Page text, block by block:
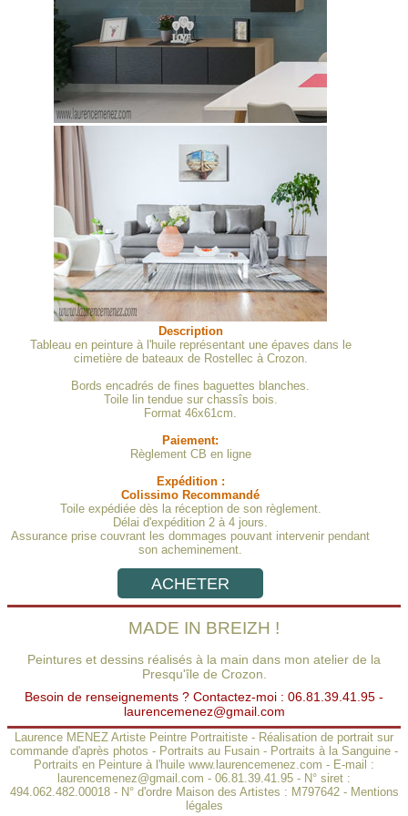
Description
Tableau en peinture à l'huile représentant une épaves dans le
cimetière de bateaux de Rostellec à Crozon.
Bords encadrés de fines baguettes blanches.
Toile lin tendue sur chassîs bois.
Format 46x61cm.
Paiement:
Règlement CB en ligne
Expédition :
Colissimo Recommandé
Toile expédiée dès la réception de son règlement.
Délai d'expédition 2 à 4 jours.
Assurance prise couvrant les dommages pouvant intervenir pendant
son acheminement.
ACHETER
MADE IN BREIZH !
Peintures et dessins réalisés à la main dans mon atelier de la
Presqu'île de Crozon.
Besoin de renseignements ? Contactez-moi : 06.81.39.41.95 -
laurencemenez@gmail.com
Laurence MENEZ Artiste Peintre Portraitiste - Réalisation de portrait sur
commande d'après photos - Portraits au Fusain - Portraits à la Sanguine -
Portraits en Peinture à l'huile www.laurencemenez.com - E-mail :
laurencemenez@gmail.com - 06.81.39.41.95 - N° siret :
494.062.482.00018 - N° d'ordre Maison des Artistes : M797642 - Mentions
légales